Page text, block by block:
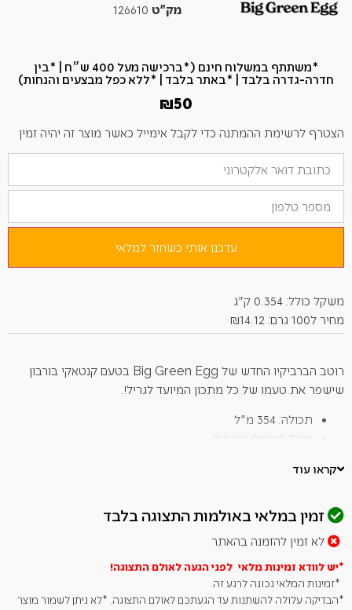
מק"ט
*משתתף במשלוח חינם (*ברכישה מעל 400 ש״ח​ | *בין
חדרה-גדרה בלבד | *באתר בלבד | *ללא כפל מבצעים והנחות)
₪50
הצטרף לרשימת ההמתנה כדי לקבל אימייל כאשר מוצר זה יהיה זמין
הזן
את
כתובת
הדוא"ל
שלך
כדי
למוצר
מספר
טלפון
עדכנו אותי כשחזר למלאי
משקל כולל: 0.354 ק"ג
מחיר ל100 גרם: ₪14.12
רוטב הברביקיו החדש של Big Green Egg בטעם קנטאקי בורבון
שישפר את טעמו של כל מתכון המיועד לגריל!.
תכולה: 354 מ"ל
מכיל חומרים טבעיים
ללא MSG
*ללא כפל מבצעים והטבות. ** ט.ל.ח.
קראו עוד
זמין במלאי באולמות התצוגה בלבד
לא זמין להזמנה בהאתר
*יש לוודא זמינות מלאי לפני הגעה לאולם התצוגה!
*זמינות המלאי נכונה לרגע זה.
*הבדיקה עלולה להשתנות עד הגעתכם לאולם התצוגה. *לא ניתן לשמור מוצר